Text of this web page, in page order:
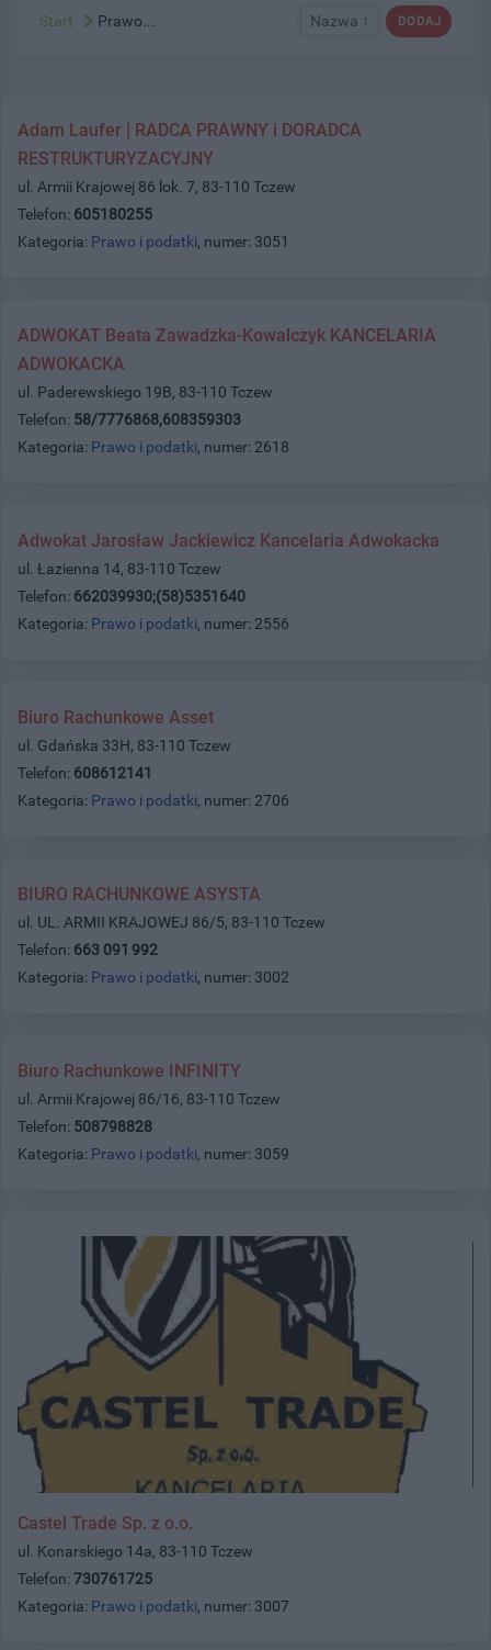
DODAJ
Nazwa ↑
Start Prawo...
Adam Laufer | RADCA PRAWNY i DORADCA
RESTRUKTURYZACYJNY
ul. Armii Krajowej 86 lok. 7, 83-110 Tczew
Telefon: 605180255
Kategoria: Prawo i podatki, numer: 3051
ADWOKAT Beata Zawadzka-Kowalczyk KANCELARIA
ADWOKACKA
ul. Paderewskiego 19B, 83-110 Tczew
Telefon: 58/7776868,608359303
Kategoria: Prawo i podatki, numer: 2618
Adwokat Jarosław Jackiewicz Kancelaria Adwokacka
ul. Łazienna 14, 83-110 Tczew
Telefon: 662039930;(58)5351640
Kategoria: Prawo i podatki, numer: 2556
Biuro Rachunkowe Asset
ul. Gdańska 33H, 83-110 Tczew
Telefon: 608612141
Kategoria: Prawo i podatki, numer: 2706
BIURO RACHUNKOWE ASYSTA
ul. UL. ARMII KRAJOWEJ 86/5, 83-110 Tczew
Telefon: 663 091 992
Kategoria: Prawo i podatki, numer: 3002
Biuro Rachunkowe INFINITY
ul. Armii Krajowej 86/16, 83-110 Tczew
Telefon: 508798828
Kategoria: Prawo i podatki, numer: 3059
Castel Trade Sp. z o.o.
ul. Konarskiego 14a, 83-110 Tczew
Telefon: 730761725
Kategoria: Prawo i podatki, numer: 3007